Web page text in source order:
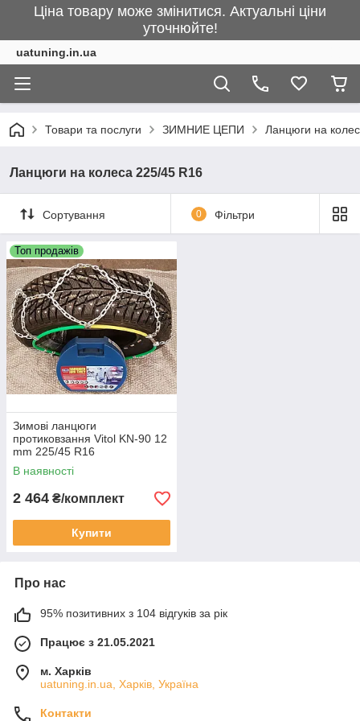
Ціна товару може змінитися. Актуальні ціни
уточнюйте!
uatuning.in.ua
Товари та послуги ЗИМНИЕ ЦЕПИ Ланцюги на
Ланцюги на колеса 225/45 R16
Сортування 0 Фільтри
Топ продажів
Зимові ланцюги
протиковзання Vitol KN-90 12
mm 225/45 R16
В наявності
2 464 ₴/комплект
Купити
Про нас
95% позитивних з 104 відгуків за рік
Працює з 21.05.2021
м. Харків
uatuning.in.ua, Харків, Україна
Контакти